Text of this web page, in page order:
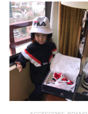
加入購物車